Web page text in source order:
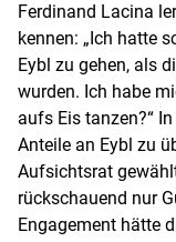
Ferdinand Lacina
kennen: „Ich hatte
Eybl zu gehen, als
wurden. Ich habe
aufs Eis tanzen?“
Anteile an Eybl zu
Aufsichtsrat
rückschauend nur
Engagement hätte